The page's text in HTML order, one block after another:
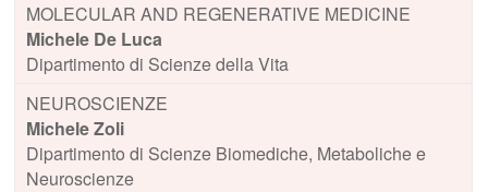
MOLECULAR AND REGENERATIVE MEDICINE
Michele De Luca
Dipartimento di Scienze della Vita
NEUROSCIENZE
Michele Zoli
Dipartimento di Scienze Biomediche, Metaboliche e
Neuroscienze